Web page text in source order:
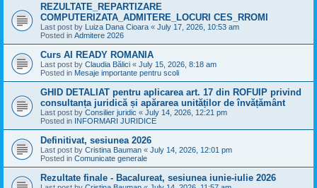
REZULTATE_REPARTIZARE
COMPUTERIZATA_ADMITERE_LOCURI CES_RROMI
Last post by Luiza Dana Cioara « July 17, 2026, 10:53 am
Posted in Admitere 2026
Curs AI READY ROMANIA
Last post by Claudia Bălici « July 15, 2026, 8:18 am
Posted in Mesaje importante pentru scoli
GHID DETALIAT pentru aplicarea art. 17 din ROFUIP privind
consultanța juridică și apărarea unităților de învățământ
Last post by Consilier juridic « July 14, 2026, 12:21 pm
Posted in INFORMARI JURIDICE
Definitivat, sesiunea 2026
Last post by Cristina Bauman « July 14, 2026, 12:01 pm
Posted in Comunicate generale
Rezultate finale - Bacalureat, sesiunea iunie-iulie 2026